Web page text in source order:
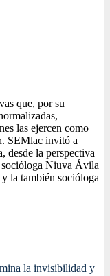
que, por su
las ejercen como
SEMlac invitó a
desde la perspectiva
socióloga Niuva Ávila
la también socióloga